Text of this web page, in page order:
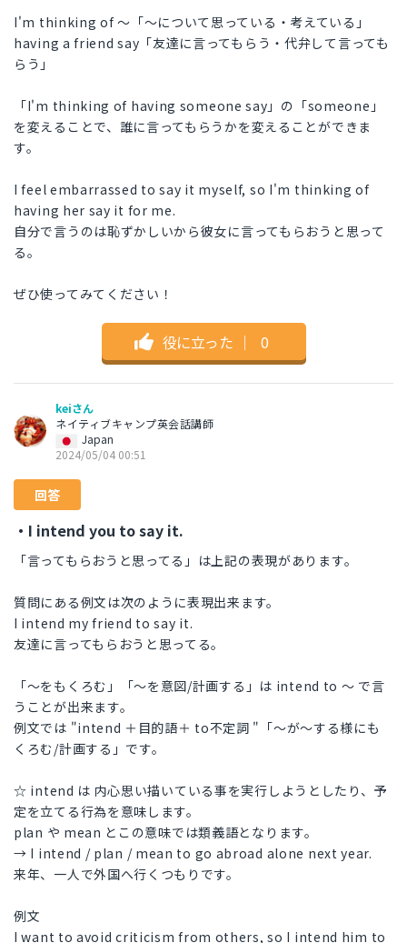
I'm thinking of 〜「〜について思っている・考えている」
having a friend say「友達に言ってもらう・代弁して言っても
らう」
「I'm thinking of having someone say」の「someone」
を変えることで、誰に言ってもらうかを変えることができま
す。
I feel embarrassed to say it myself, so I'm thinking of
having her say it for me.
自分で言うのは恥ずかしいから彼女に言ってもらおうと思って
る。
ぜひ使ってみてください！
役に立った ｜ 0
keiさん
ネイティブキャンプ英会話講師
Japan
2024/05/04 00:51
回答
・I intend you to say it.
「言ってもらおうと思ってる」は上記の表現があります。
質問にある例文は次のように表現出来ます。
I intend my friend to say it.
友達に言ってもらおうと思ってる。
「～をもくろむ」「～を意図/計画する」は intend to ～ で言
うことが出来ます。
例文では "intend ＋目的語＋ to不定詞 "「～が～する様にも
くろむ/計画する」です。
☆ intend は 内心思い描いている事を実行しようとしたり、予
定を立てる行為を意味します。
plan や mean とこの意味では類義語となります。
→ I intend / plan / mean to go abroad alone next year.
来年、一人で外国へ行くつもりです。
例文
I want to avoid criticism from others, so I intend him to